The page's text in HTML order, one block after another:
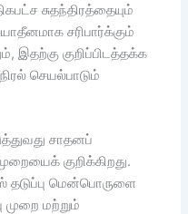
சுதந்திரத்தையும்
சரிபார்க்கும்
இதற்கு குறிப்பிடத்தக்க
செயல்பாடும்
சாதனப்
குறிக்கிறது.
தடுப்பு மென்பொருளை
முறை மற்றும்